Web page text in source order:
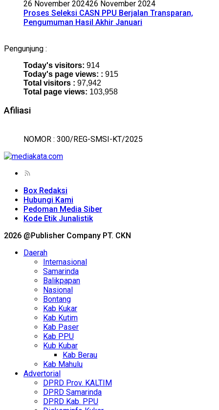
26 November 202426 November 2024
Proses Seleksi CASN PPU Berjalan Transparan,
Pengumuman Hasil Akhir Januari
Pengunjung :
Today's visitors: 914
Today's page views: : 915
Total visitors : 97,942
Total page views: 103,958
Afiliasi
NOMOR : 300/REG-SMSI-KT/2025
Box Redaksi
Hubungi Kami
Pedoman Media Siber
Kode Etik Junalistik
2026 @Publisher Company PT. CKN
Daerah
Internasional
Samarinda
Balikpapan
Nasional
Bontang
Kab Kukar
Kab Kutim
Kab Paser
Kab PPU
Kub Kubar
Kab Berau
Kab Mahulu
Advertorial
DPRD Prov. KALTIM
DPRD Samarinda
DPRD Kab. PPU